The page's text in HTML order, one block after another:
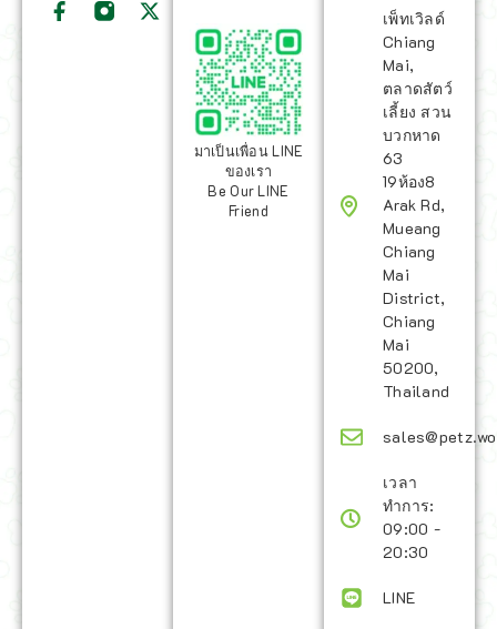
มาเป็นเพื่อน LINE
ของเรา
Be Our LINE
Friend
เพ็ทเวิลด์
Chiang
Mai,
ตลาดสัตว์
เลี้ยง สวน
บวกหาด
63
19ห้อง8
Arak Rd,
Mueang
Chiang
Mai
District,
Chiang
Mai
50200,
Thailand
เวลา
ทำการ:
09:00 -
20:30
LINE